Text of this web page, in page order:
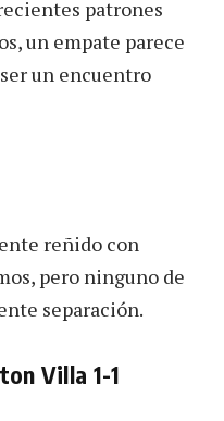
patrones
un empate parece
un encuentro
reñido con
pero ninguno de
separación.
Villa 1-1